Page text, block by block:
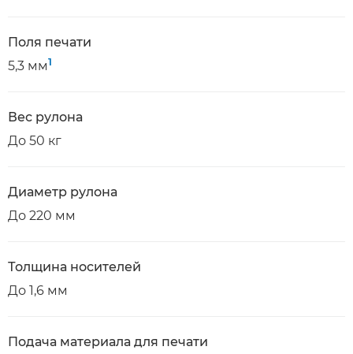
Поля печати
5,3 мм1
Вес рулона
До 50 кг
Диаметр рулона
До 220 мм
Толщина носителей
До 1,6 мм
Подача материала для печати